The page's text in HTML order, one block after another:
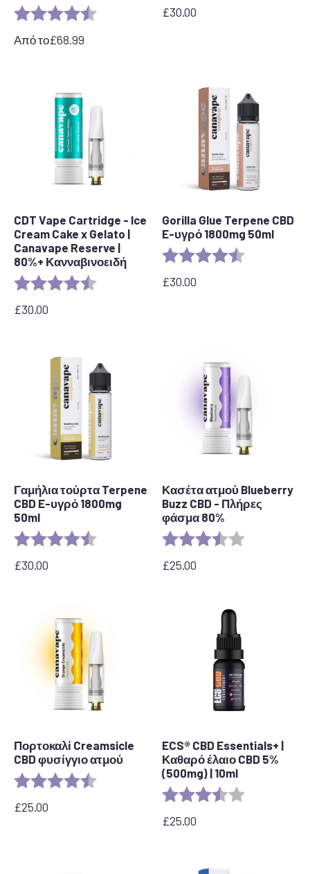
Αξιολόγηση: 4,7 από 5 αστέρια
Από το£68.99
£30.00
CDT Vape Cartridge - Ice
Cream Cake x Gelato |
Canavape Reserve |
80%+ Κανναβινοειδή
Αξιολόγηση: 4,6 από 5 αστέρια
£30.00
Gorilla Glue Terpene CBD
E-υγρό 1800mg 50ml
Αξιολόγηση:
£30.00
Γαμήλια τούρτα Terpene
CBD E-υγρό 1800mg
50ml
Αξιολόγηση: 4,8 από 5 αστέρια
£30.00
Κασέτα ατμού Blueberry
Buzz CBD - Πλήρες
φάσμα 80%
Αξιολόγηση:
£25.00
Πορτοκαλί Creamsicle
CBD φυσίγγιο ατμού
Αξιολόγηση: 4.2 out of 5 stars
£25.00
ECS® CBD Essentials+ |
Καθαρό έλαιο CBD 5%
(500mg) | 10ml
Αξιολόγηση:
£25.00